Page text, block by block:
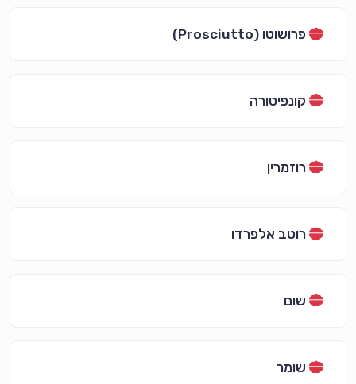
פרושוטו (Prosciutto)
קונפיטורה
רוזמרין
רוטב אלפרדו
שום
שומר